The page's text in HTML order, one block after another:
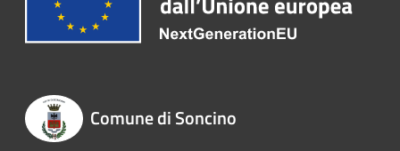
Comune di Soncino